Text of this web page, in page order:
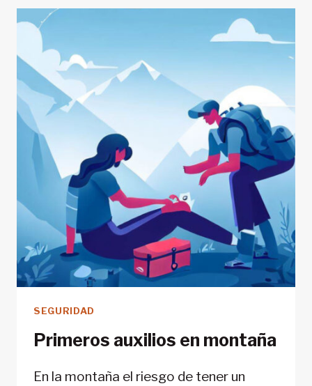
SEGURIDAD
Primeros auxilios en montaña
En la montaña el riesgo de tener un